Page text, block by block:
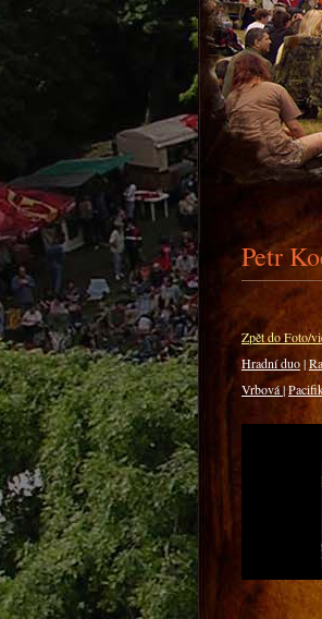
Petr
Zpět do Foto/
Hradní duo|
Vrbová|